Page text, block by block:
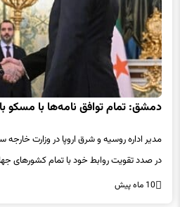
دمشق: تمام توافق نامه‌ها با مسکو
مدیر اداره روسیه و شرق اروپا در وزارت
در صدد تقویت روابط خود با تمام کشورهای
10 ماه پیش